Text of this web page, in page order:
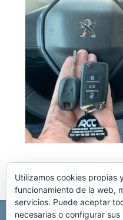
Utilizamos cookies propias
funcionamiento de la web,
servicios. Puede aceptar
necesarias o configurar